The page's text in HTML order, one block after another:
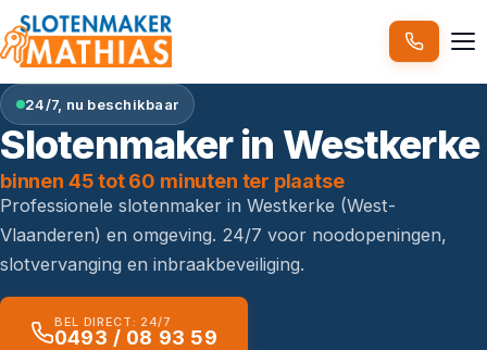
24/7, nu beschikbaar
Slotenmaker in Westkerke
binnen 45 tot 60 minuten ter plaatse
Professionele slotenmaker in Westkerke (West-
Vlaanderen) en omgeving. 24/7 voor noodopeningen,
slotvervanging en inbraakbeveiliging.
BEL DIRECT: 24/7
0493 / 08 93 59